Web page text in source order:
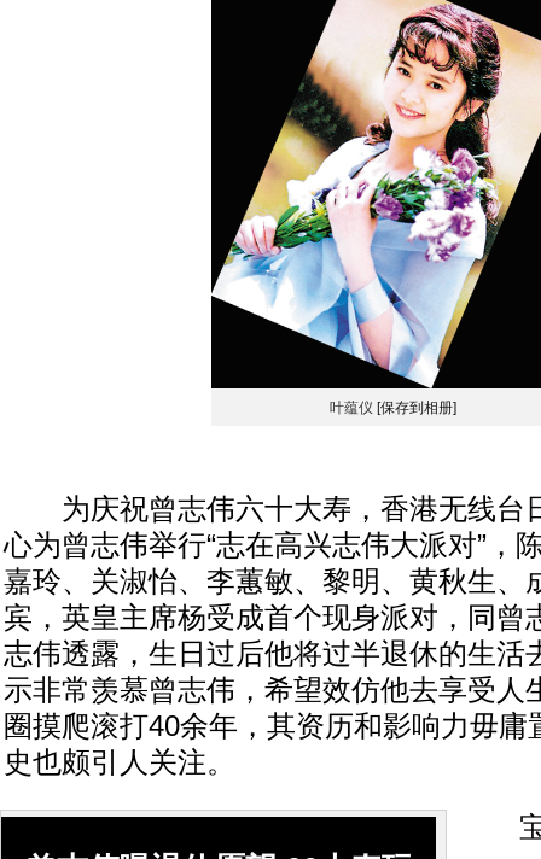
叶蕴仪 [保存到相册]
为庆祝曾志伟六十大寿，香港无线台
心为曾志伟举行“志在高兴志伟大派对”，
嘉玲、关淑怡、李蕙敏、黎明、黄秋生、
宾，英皇主席杨受成首个现身派对，同曾
志伟透露，生日过后他将过半退休的生活
示非常羡慕曾志伟，希望效仿他去享受人
圈摸爬滚打40余年，其资历和影响力毋庸
史也颇引人关注。
宝